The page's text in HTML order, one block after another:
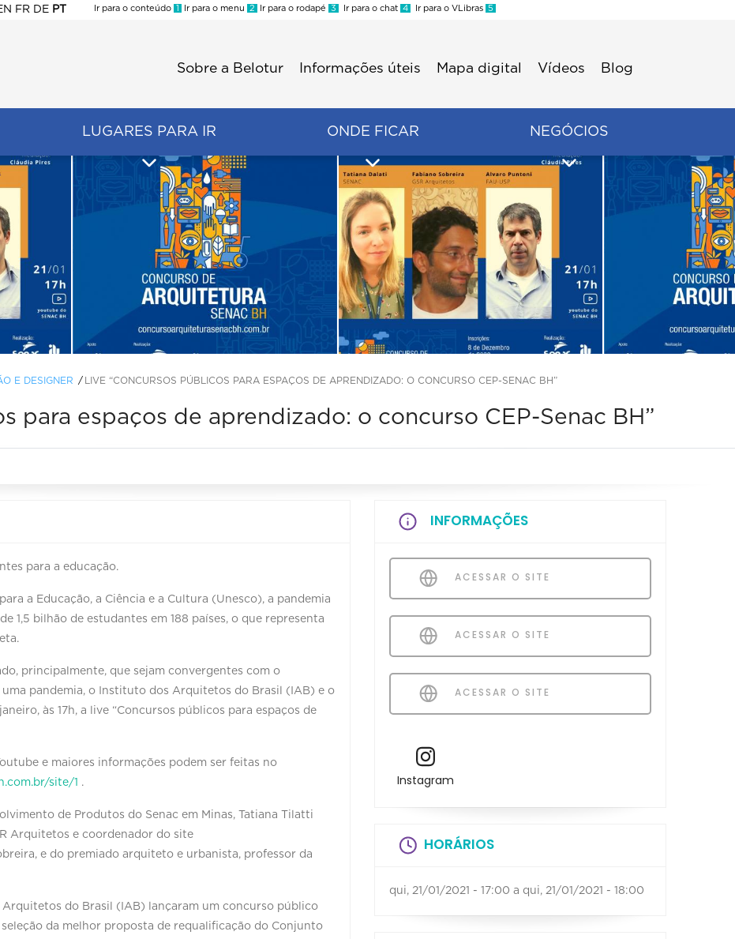
FR DE PT
Ir para o conteúdo 1 Ir para o menu 2 Ir para o rodapé 3 Ir para o chat 4 Ir para o VLibras 5
Sobre a Belotur Informações úteis Mapa digital Vídeos Blog
LUGARES PARA IR ONDE FICAR NEGÓCIOS
E DESIGNER LIVE “CONCURSOS PÚBLICOS PARA ESPAÇOS DE APRENDIZADO: O CONCURSO CEP-SENAC BH”
para espaços de aprendizado: o concurso CEP-Senac BH”
para a educação.
a Educação, a Ciência e a Cultura (Unesco), a pandemia
1,5 bilhão de estudantes em 188 países, o que representa
principalmente, que sejam convergentes com o
pandemia, o Instituto dos Arquitetos do Brasil (IAB) e o
às 17h, a live “Concursos públicos para espaços de
e maiores informações podem ser feitas no
site/1 .
de Produtos do Senac em Minas, Tatiana Tilatti
Arquitetos e coordenador do site
e do premiado arquiteto e urbanista, professor da
do Brasil (IAB) lançaram um concurso público
da melhor proposta de requalificação do Conjunto
INFORMAÇÕES
ACESSAR O SITE
ACESSAR O SITE
ACESSAR O SITE
Instagram
HORÁRIOS
qui, 21/01/2021 - 17:00 a qui, 21/01/2021 - 18:00